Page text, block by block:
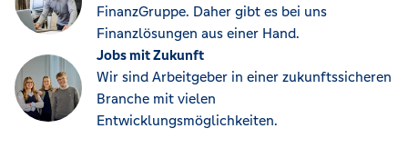
FinanzGruppe. Daher gibt es bei uns
Finanzlösungen aus einer Hand.
Jobs mit Zukunft
Wir sind Arbeitgeber in einer zukunftssicheren
Branche mit vielen
Entwicklungsmöglichkeiten.